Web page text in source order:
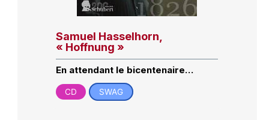
Samuel Hasselhorn,
« Hoffnung »
En attendant le bicentenaire…
CD SWAG